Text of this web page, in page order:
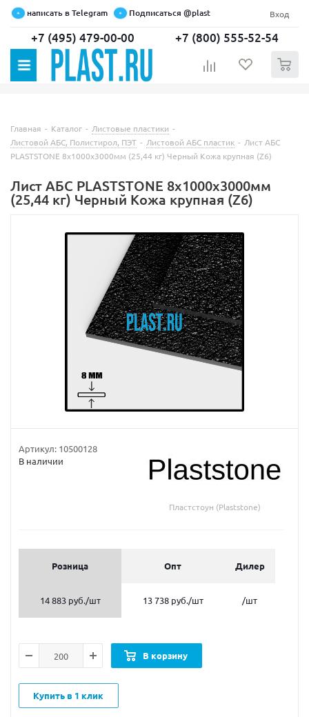
написать в Telegram Подписаться @plast Вход
+7 (495) 479-00-00 +7 (800) 555-52-54
Главная - Каталог - Листовые пластики -
Листовой АБС, Полистирол, ПЭТ - Листовой АБС пластик - Лист АБС
PLASTSTONE 8х1000х3000мм (25,44 кг) Черный Кожа крупная (Z6)
Лист АБС PLASTSTONE 8х1000х3000мм
(25,44 кг) Черный Кожа крупная (Z6)
Артикул: 10500128
В наличии
Пластстоун (Plaststone)
Розница Опт Дилер
14 883 руб./шт 13 738 руб./шт /шт
В корзину
Купить в 1 клик